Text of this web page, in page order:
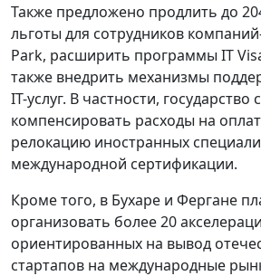
Также предложено продлить до
льготы для сотрудников
Park, расширить программы IT
также внедрить механизмы
IT-услуг. В частности,
компенсировать расходы на
релокацию иностранных
международной сертификации.
Кроме того, в Бухаре и Фергане
организовать более 20
ориентированных на вывод
стартапов на международные